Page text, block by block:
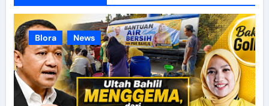
Blora News